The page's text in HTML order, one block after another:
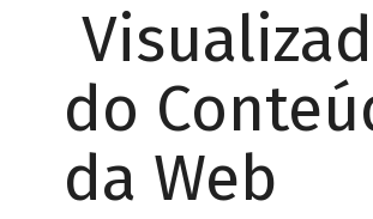
do
da Web